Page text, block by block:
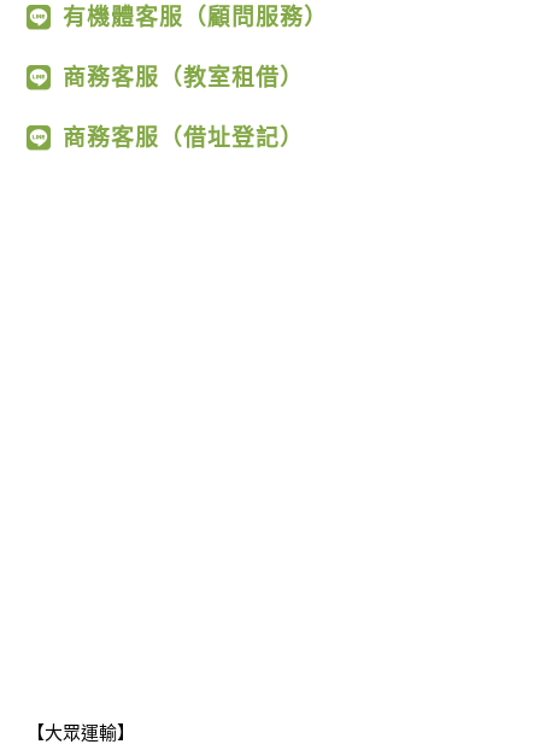
有機體客服（顧問服務）
商務客服（教室租借）
商務客服（借址登記）
【大眾運輸】